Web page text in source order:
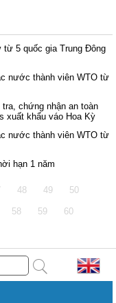
từ 5 quốc gia Trung Đông
nước thành viên WTO từ
chứng nhận an toàn
xuất khẩu váo Hoa Kỳ
nước thành viên WTO từ
hạn 1 năm
48 49 50
58 59 60